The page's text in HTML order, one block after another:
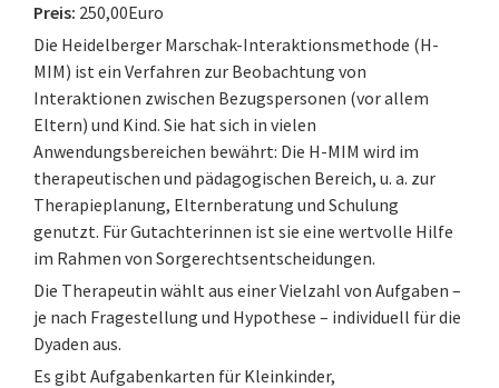
Preis: 250,00Euro
Die Heidelberger Marschak-Interaktionsmethode (H-
MIM) ist ein Verfahren zur Beobachtung von
Interaktionen zwischen Bezugspersonen (vor allem
Eltern) und Kind. Sie hat sich in vielen
Anwendungsbereichen bewährt: Die H-MIM wird im
therapeutischen und pädagogischen Bereich, u. a. zur
Therapieplanung, Elternberatung und Schulung
genutzt. Für Gutachterinnen ist sie eine wertvolle Hilfe
im Rahmen von Sorgerechtsentscheidungen.
Die Therapeutin wählt aus einer Vielzahl von Aufgaben –
je nach Fragestellung und Hypothese – individuell für die
Dyaden aus.
Es gibt Aufgabenkarten für Kleinkinder,